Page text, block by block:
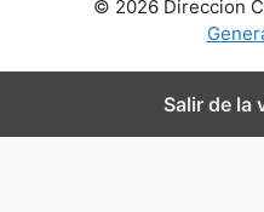
© 2026 Direccion
Salir de la